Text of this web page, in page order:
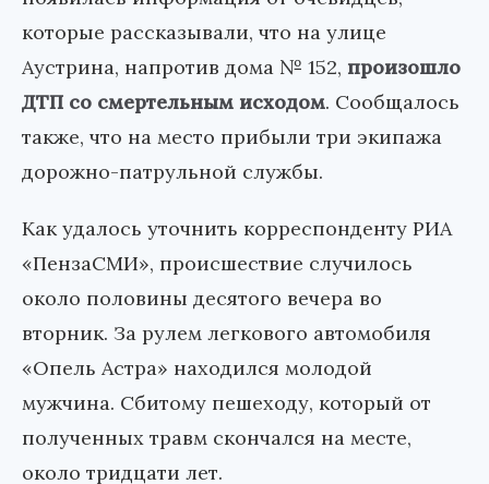
которые рассказывали, что на улице
Аустрина, напротив дома № 152, произошло
ДТП со смертельным исходом. Сообщалось
также, что на место прибыли три экипажа
дорожно-патрульной службы.
Как удалось уточнить корреспонденту РИА
«ПензаСМИ», происшествие случилось
около половины десятого вечера во
вторник. За рулем легкового автомобиля
«Опель Астра» находился молодой
мужчина. Сбитому пешеходу, который от
полученных травм скончался на месте,
около тридцати лет.